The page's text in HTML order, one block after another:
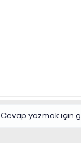
Cevap yazmak için